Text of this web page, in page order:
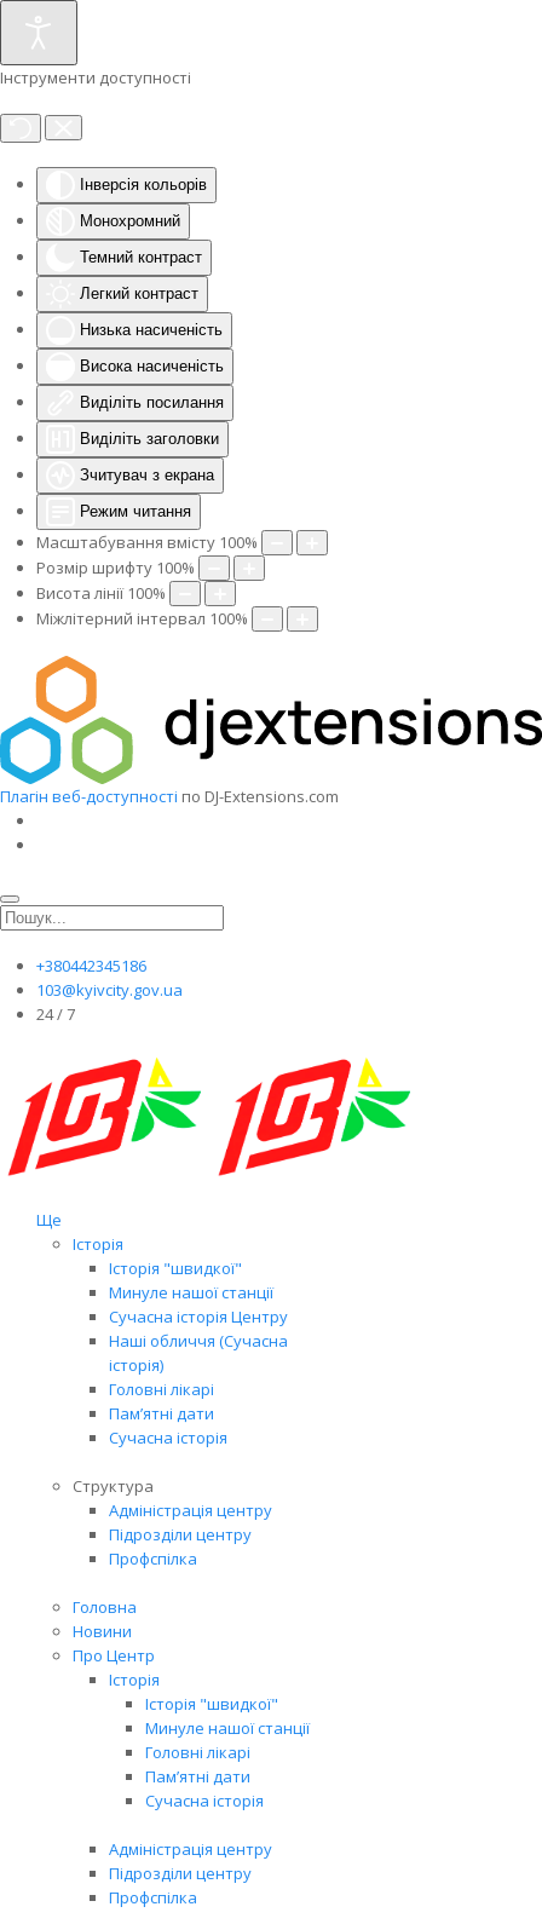
Інструменти доступності
Інверсія кольорів
Монохромний
Темний контраст
Легкий контраст
Низька насиченість
Висока насиченість
Виділіть посилання
Виділіть заголовки
Зчитувач з екрана
Режим читання
Масштабування вмісту 100%
Розмір шрифту 100%
Висота лінії 100%
Міжлітерний інтервал 100%
Плагін веб-доступності по DJ-Extensions.com
+380442345186
103@kyivcity.gov.ua
24 / 7
Ще
Історія
Історія "швидкої"
Минуле нашої станції
Сучасна історія Центру
Наші обличчя (Сучасна
історія)
Головні лікарі
Пам’ятні дати
Сучасна історія
Структура
Адміністрація центру
Підрозділи центру
Профспілка
Головна
Новини
Про Центр
Історія
Історія "швидкої"
Минуле нашої станції
Головні лікарі
Пам’ятні дати
Сучасна історія
Адміністрація центру
Підрозділи центру
Профспілка